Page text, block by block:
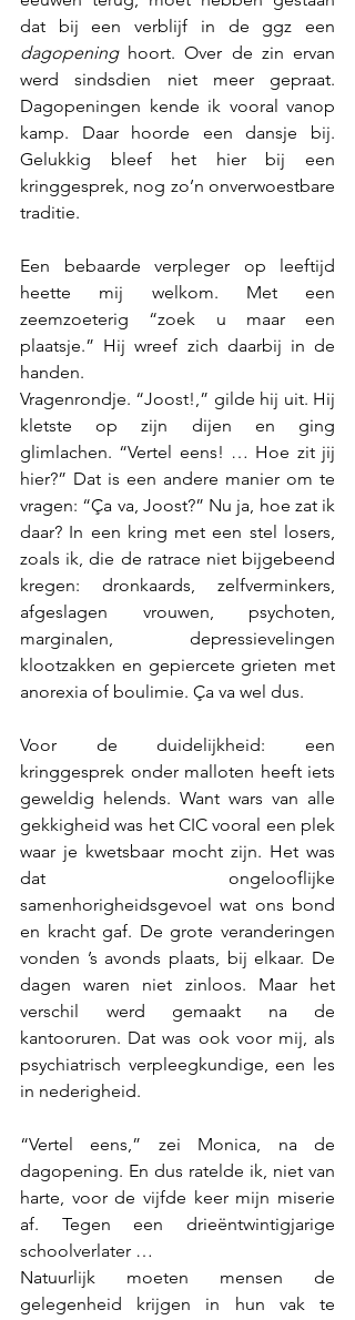
dagopening hoort. Over de zin ervan
werd sindsdien niet meer gepraat.
Dagopeningen kende ik vooral vanop
kamp. Daar hoorde een dansje bij.
Gelukkig bleef het hier bij een
kringgesprek, nog zo’n onverwoestbare
traditie.
Een bebaarde verpleger op leeftijd
heette mij welkom. Met een
zeemzoeterig “zoek u maar een
plaatsje.” Hij wreef zich daarbij in de
handen.
Vragenrondje. “Joost!,” gilde hij uit. Hij
kletste op zijn dijen en ging
glimlachen. “Vertel eens! … Hoe zit jij
hier?” Dat is een andere manier om te
vragen: “Ça va, Joost?” Nu ja, hoe zat ik
daar? In een kring met een stel losers,
zoals ik, die de ratrace niet bijgebeend
kregen: dronkaards, zelfverminkers,
afgeslagen vrouwen, psychoten,
marginalen, depressievelingen
klootzakken en gepiercete grieten met
anorexia of boulimie. Ça va wel dus.
Voor de duidelijkheid: een
kringgesprek onder malloten heeft iets
geweldig helends. Want wars van alle
gekkigheid was het CIC vooral een plek
waar je kwetsbaar mocht zijn. Het was
dat ongelooflijke
samenhorigheidsgevoel wat ons bond
en kracht gaf. De grote veranderingen
vonden ’s avonds plaats, bij elkaar. De
dagen waren niet zinloos. Maar het
verschil werd gemaakt na de
kantooruren. Dat was ook voor mij, als
psychiatrisch verpleegkundige, een les
in nederigheid.
“Vertel eens,” zei Monica, na de
dagopening. En dus ratelde ik, niet van
harte, voor de vijfde keer mijn miserie
af. Tegen een drieëntwintigjarige
schoolverlater …
Natuurlijk moeten mensen de
gelegenheid krijgen in hun vak te